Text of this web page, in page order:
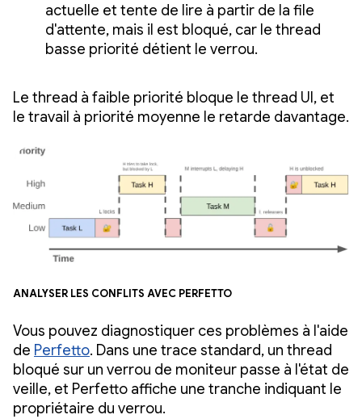
actuelle et tente de lire à partir de la file
d'attente, mais il est bloqué, car le thread
basse priorité détient le verrou.
Le thread à faible priorité bloque le thread UI, et
le travail à priorité moyenne le retarde davantage.
Analyser les conflits avec Perfetto
Vous pouvez diagnostiquer ces problèmes à l'aide
de Perfetto. Dans une trace standard, un thread
bloqué sur un verrou de moniteur passe à l'état de
veille, et Perfetto affiche une tranche indiquant le
propriétaire du verrou.